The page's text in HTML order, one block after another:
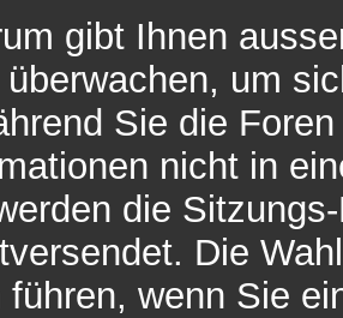
gibt Ihnen
um
Sie die
nicht in
die
Die
führen, wenn Sie